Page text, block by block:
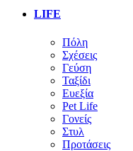
LIFE
Πόλη
Σχέσεις
Γεύση
Ταξίδι
Ευεξία
Pet Life
Γονείς
Στυλ
Προτάσεις